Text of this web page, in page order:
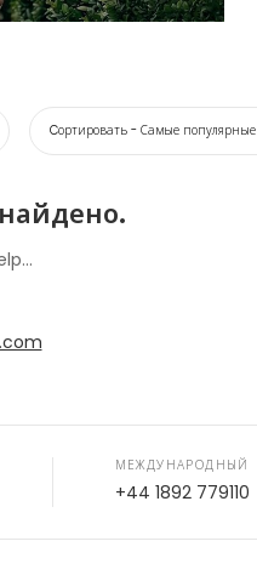
Cортировать - Самые популярные
МЕЖДУНАРОДНЫЙ
+44 1892 779110